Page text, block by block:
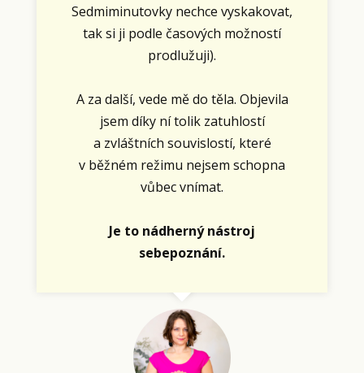
Sedmiminutovky nechce vyskakovat,
tak si ji podle časových možností
prodlužuji).
A za další, vede mě do těla. Objevila
jsem díky ní tolik zatuhlostí
a zvláštních souvislostí, které
v běžném režimu nejsem schopna
vůbec vnímat.
Je to nádherný nástroj
sebepoznání.